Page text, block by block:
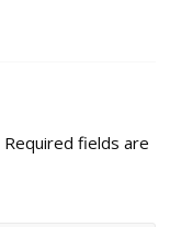
Required fields are